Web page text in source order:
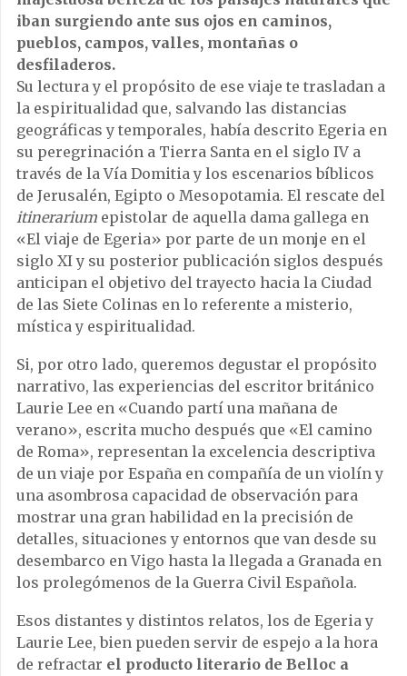
iban surgiendo ante sus ojos en caminos,
pueblos, campos, valles, montañas o
desfiladeros.
Su lectura y el propósito de ese viaje te trasladan a
la espiritualidad que, salvando las distancias
geográficas y temporales, había descrito Egeria en
su peregrinación a Tierra Santa en el siglo IV a
través de la Vía Domitia y los escenarios bíblicos
de Jerusalén, Egipto o Mesopotamia. El rescate del
itinerarium epistolar de aquella dama gallega en
«El viaje de Egeria» por parte de un monje en el
siglo XI y su posterior publicación siglos después
anticipan el objetivo del trayecto hacia la Ciudad
de las Siete Colinas en lo referente a misterio,
mística y espiritualidad.
Si, por otro lado, queremos degustar el propósito
narrativo, las experiencias del escritor británico
Laurie Lee en «Cuando partí una mañana de
verano», escrita mucho después que «El camino
de Roma», representan la excelencia descriptiva
de un viaje por España en compañía de un violín y
una asombrosa capacidad de observación para
mostrar una gran habilidad en la precisión de
detalles, situaciones y entornos que van desde su
desembarco en Vigo hasta la llegada a Granada en
los prolegómenos de la Guerra Civil Española.
Esos distantes y distintos relatos, los de Egeria y
Laurie Lee, bien pueden servir de espejo a la hora
de refractar el producto literario de Belloc a